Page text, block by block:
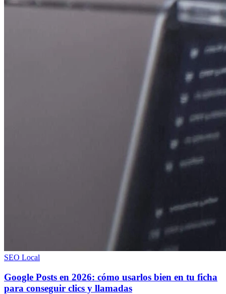
SEO Local
Google Posts en 2026: cómo usarlos bien en tu ficha
para conseguir clics y llamadas